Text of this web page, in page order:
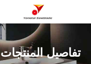
تفاصيل المنتجات